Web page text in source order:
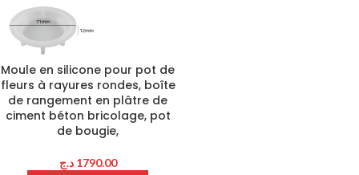
Moule en silicone pour pot de
fleurs à rayures rondes, boîte
de rangement en plâtre de
ciment béton bricolage, pot
de bougie,
1790.00 د.ج